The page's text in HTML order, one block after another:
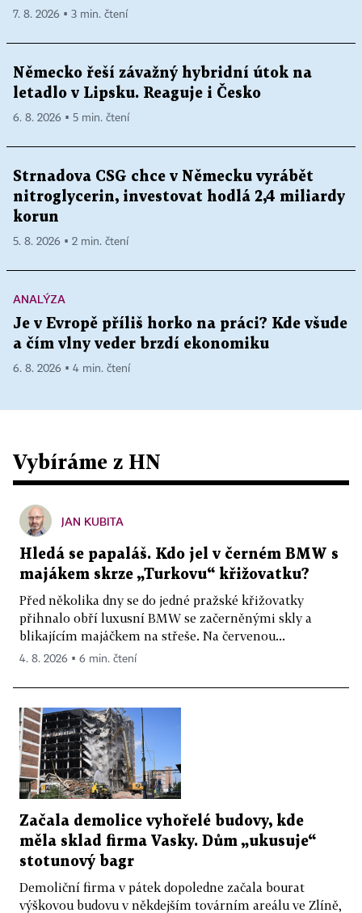
7. 8. 2026 ▪ 3 min. čtení
Německo řeší závažný hybridní útok na
letadlo v Lipsku. Reaguje i Česko
6. 8. 2026 ▪ 5 min. čtení
Strnadova CSG chce v Německu vyrábět
nitroglycerin, investovat hodlá 2,4 miliardy
korun
5. 8. 2026 ▪ 2 min. čtení
ANALÝZA
Je v Evropě příliš horko na práci? Kde všude
a čím vlny veder brzdí ekonomiku
6. 8. 2026 ▪ 4 min. čtení
Vybíráme z HN
JAN KUBITA
Hledá se papaláš. Kdo jel v černém BMW s
majákem skrze „Turkovu“ křižovatku?
Před několika dny se do jedné pražské křižovatky
přihnalo obří luxusní BMW se začerněnými skly a
blikajícím majáčkem na střeše. Na červenou...
4. 8. 2026 ▪ 6 min. čtení
Začala demolice vyhořelé budovy, kde
měla sklad firma Vasky. Dům „ukusuje“
stotunový bagr
Demoliční firma v pátek dopoledne začala bourat
výškovou budovu v někdejším továrním areálu ve Zlíně,